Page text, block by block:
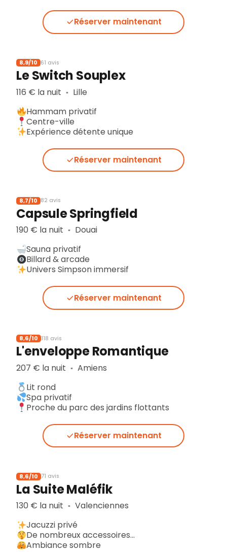
Réserver maintenant
8,9/10 61 avis
Le Switch Souplex
116 € la nuit ▪︎ Lille
Hammam privatif
Centre-ville
Expérience détente unique
Réserver maintenant
8,7/10 82 avis
Capsule Springfield
190 € la nuit ▪︎ Douai
Sauna privatif
Billard & arcade
Univers Simpson immersif
Réserver maintenant
8,6/10 118 avis
L'enveloppe Romantique
207 € la nuit ▪︎ Amiens
Lit rond
Spa privatif
Proche du parc des jardins flottants
Réserver maintenant
8,6/10 71 avis
La Suite Maléfik
130 € la nuit ▪︎ Valenciennes
Jacuzzi privé
De nombreux accessoires…
Ambiance sombre